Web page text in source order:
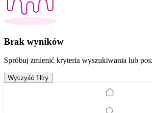
Brak wyników
Spróbuj zmienić kryteria wyszukiwania lub
Wyczyść filtry